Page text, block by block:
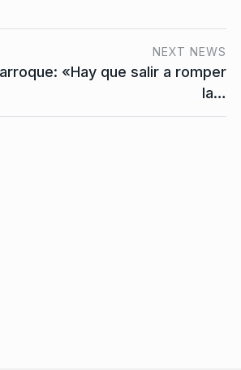
NEXT NEWS
«Hay que salir a romper
la…